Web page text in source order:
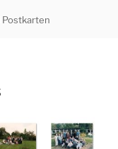
Postkarten